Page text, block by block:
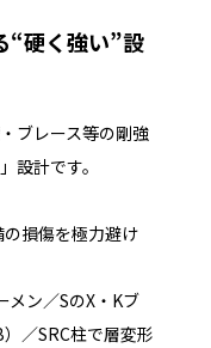
“硬く強い”設
ブレース等の剛強
設計です。
の損傷を極力避け
メン／SのX・Kブ
／SRC柱で層変形